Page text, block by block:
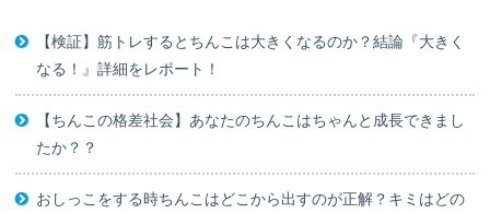
【検証】筋トレするとちんこは大きくなるのか？結論『大きく
なる！』詳細をレポート！
【ちんこの格差社会】あなたのちんこはちゃんと成長できまし
たか？？
おしっこをする時ちんこはどこから出すのが正解？キミはどの